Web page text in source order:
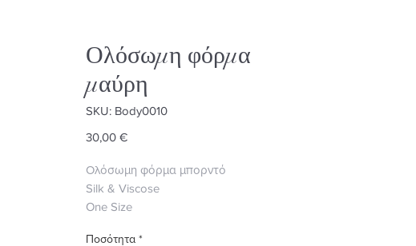
Ολόσωμη φόρμα
μαύρη
SKU: Body0010
30,00 €Τιμή
Ολόσωμη φόρμα μπορντό
Silk & Viscose
One Size
Ποσότητα *